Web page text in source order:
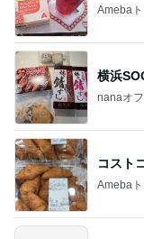
Ameba
横浜
nanaオ
コスト
Ameba